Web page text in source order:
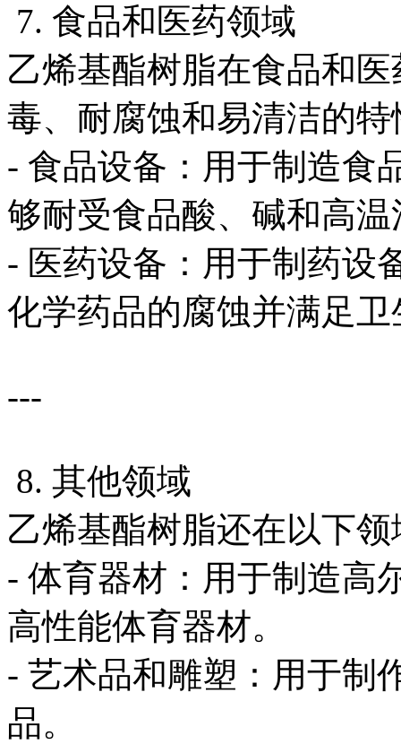
7. 食品和医药领域
乙烯基酯树脂在食品和
毒、耐腐蚀和易清洁的特
- 食品设备：用于制造食
够耐受食品酸、碱和高温
- 医药设备：用于制药设
化学药品的腐蚀并满足
---
8. 其他领域
乙烯基酯树脂还在以下
- 体育器材：用于制造高
高性能体育器材。
- 艺术品和雕塑：用于制
品。